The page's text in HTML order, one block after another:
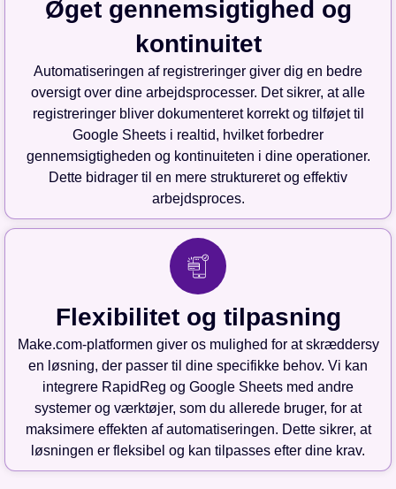
Øget gennemsigtighed og
kontinuitet
Automatiseringen af registreringer giver dig en bedre
oversigt over dine arbejdsprocesser. Det sikrer, at alle
registreringer bliver dokumenteret korrekt og tilføjet til
Google Sheets i realtid, hvilket forbedrer
gennemsigtigheden og kontinuiteten i dine operationer.
Dette bidrager til en mere struktureret og effektiv
arbejdsproces.
Flexibilitet og tilpasning
Make.com-platformen giver os mulighed for at skræddersy
en løsning, der passer til dine specifikke behov. Vi kan
integrere RapidReg og Google Sheets med andre
systemer og værktøjer, som du allerede bruger, for at
maksimere effekten af automatiseringen. Dette sikrer, at
løsningen er fleksibel og kan tilpasses efter dine krav.